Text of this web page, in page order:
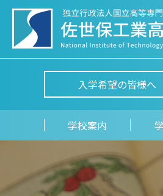
入学希望の皆様へ
学校案内